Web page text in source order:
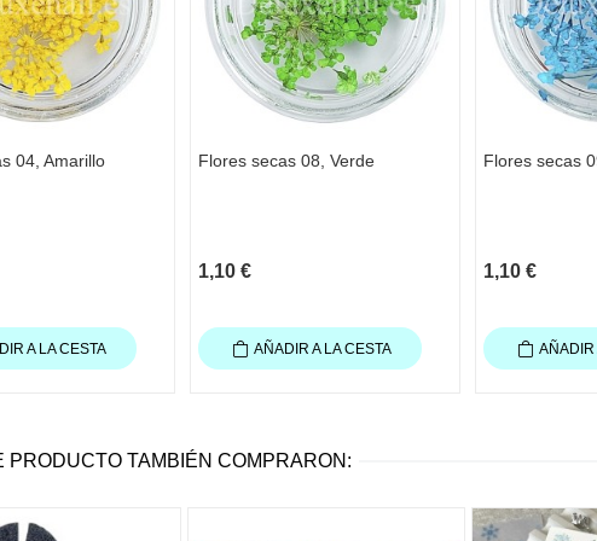
04, Amarillo
A LA CESTA
Flores secas 08, Verde
1,10 €
AÑADIR A LA CESTA
Flores secas
1,10 €
AÑADIR
TAMBIÉN COMPRARON: